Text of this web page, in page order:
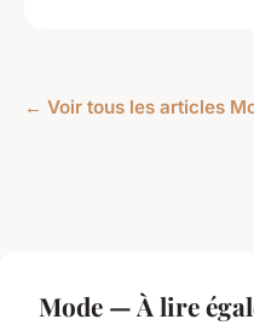
← Voir tous les articles
Mode — À lire